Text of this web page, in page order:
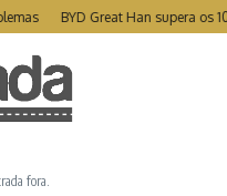
BYD Great Han supera os 1000km
fora.